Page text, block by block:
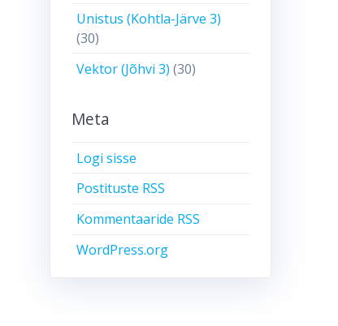
Unistus (Kohtla-Järve 3)
(30)
Vektor (Jõhvi 3) (30)
Meta
Logi sisse
Postituste RSS
Kommentaaride RSS
WordPress.org